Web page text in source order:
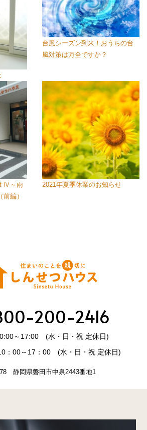
台風シーズン到来！おうちの台
風対策は万全ですか？
Ⅳ～雨
編）
2021年夏季休業のお知らせ
200-2416
～17:00 (水・日・祝 定休日)
：00～17：00 (水・日・祝 定休日)
静岡県磐田市中泉2443番地1